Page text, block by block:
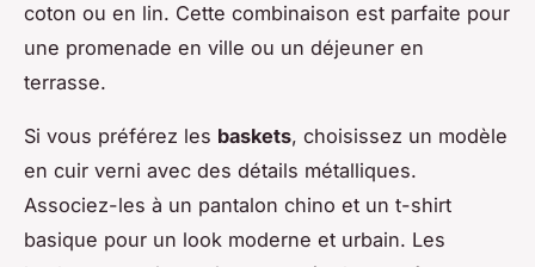
coton ou en lin. Cette combinaison est parfaite pour
une promenade en ville ou un déjeuner en
terrasse.
Si vous préférez les baskets, choisissez un modèle
en cuir verni avec des détails métalliques.
Associez-les à un pantalon chino et un t-shirt
basique pour un look moderne et urbain. Les